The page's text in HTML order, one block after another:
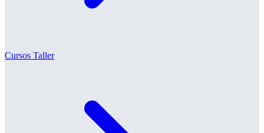
Cursos Taller